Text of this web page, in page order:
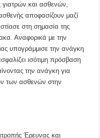
και ασθενών,
αποφασίζουν μαζί
στη σημασία της
Αναφορικά με την
υπογράμμισε την ανάγκη
ισότιμη πρόσβαση
την ανάγκη για
των ασθενών στην
Έρευνας και